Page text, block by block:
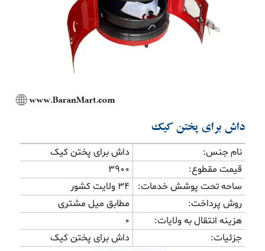
داش برای پختن کیک
نام جنس:
داش برای پختن کیک
قیمت مقطوع:
3900
ساحه تحت پوشش خدمات:
34 ولایت کشور
روش پرداخت:
مطابق میل مشتری
هزینه انتقال به ولایات:
0
جزئیات:
داش برای پختن کیک